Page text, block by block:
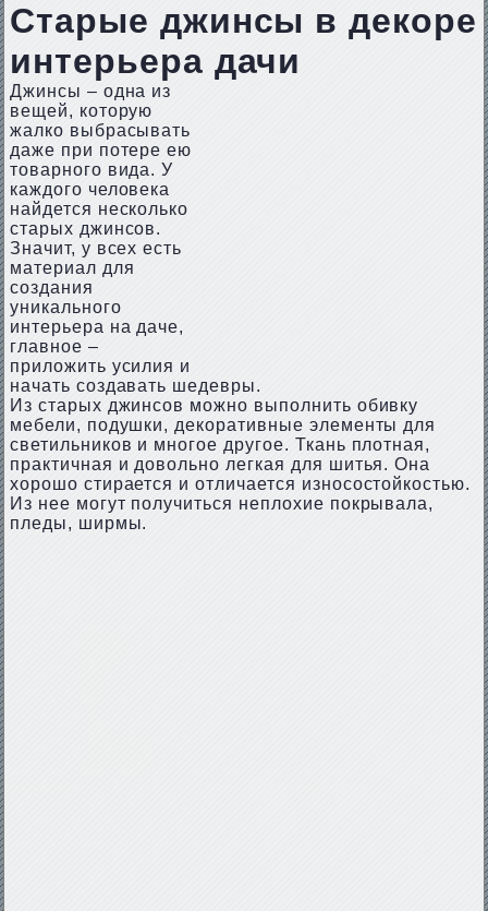
Старые джинсы в декоре
интерьера дачи
Джинсы – одна из
вещей, которую
жалко выбрасывать
даже при потере ею
товарного вида. У
каждого человека
найдется несколько
старых джинсов.
Значит, у всех есть
материал для
создания
уникального
интерьера на даче,
главное –
приложить усилия и
начать создавать шедевры.
Из старых джинсов можно выполнить обивку
мебели, подушки, декоративные элементы для
светильников и многое другое. Ткань плотная,
практичная и довольно легкая для шитья. Она
хорошо стирается и отличается износостойкостью.
Из нее могут получиться неплохие покрывала,
пледы, ширмы.